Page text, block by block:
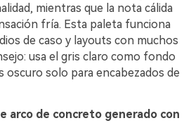
mientras que la nota cálida
fría. Esta paleta funciona
de caso y layouts con muchos
usa el gris claro como fondo
oscuro solo para encabezados de
arco de concreto generado con